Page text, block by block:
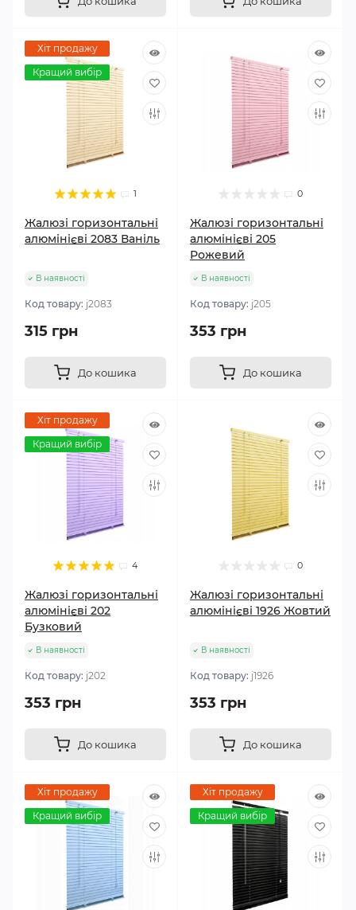
Хіт продажу
Кращий вибір
1
Жалюзі горизонтальні
алюмінієві 2083 Ваніль
В наявності
Код товару: j2083
315 грн
До кошика
0
Жалюзі горизонтальні
алюмінієві 205
Рожевий
В наявності
Код товару: j205
353 грн
До кошика
Хіт продажу
Кращий вибір
4
Жалюзі горизонтальні
алюмінієві 202
Бузковий
В наявності
Код товару: j202
353 грн
До кошика
0
Жалюзі горизонтальні
алюмінієві 1926 Жовтий
В наявності
Код товару: j1926
353 грн
До кошика
Хіт продажу
Кращий вибір
Хіт продажу
Кращий вибір